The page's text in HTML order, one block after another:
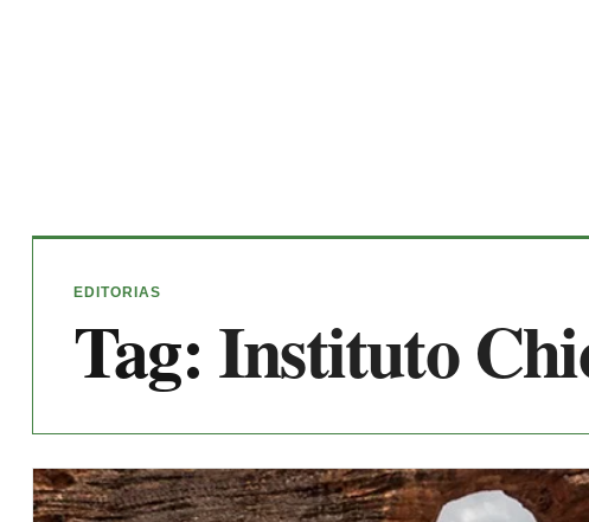
EDITORIAS
Tag:Instituto